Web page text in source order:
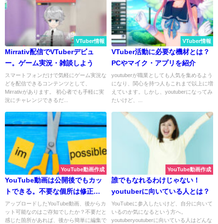
VTuber情報
Mirrativ配信でVTuberデビュ
ー。ゲーム実況・雑談しよう
スマートフォンだけで気軽にゲーム実況な
どを配信できるコンテンツとして、
Mirrativがあります。 初心者でも手軽に実
況にチャレンジできるだ...
VTuber情報
VTuber活動に必要な機材とは？
PCやマイク・アプリを紹介
youtuberが職業としても人気を集めるよう
になり、関心を持つ人もこれまで以上に増
えています。しかし、youtuberになってみ
たいけど、...
YouTube動画作成
YouTube動画は公開後でもカッ
トできる。不要な個所は修正し
よう
アップロードしたYouTube動画、後からカ
ット可能なのはご存知でしたか？不要だと
感じた箇所があれば、後から簡単に編集で
YouTube動画作成
誰でもなれるわけじゃない！
youtuberに向いている人とは？
YouTubeに参入したいけど、自分に向いて
いるのか気になるという方へ。
youtuberyoutuberに向いている人はどんな